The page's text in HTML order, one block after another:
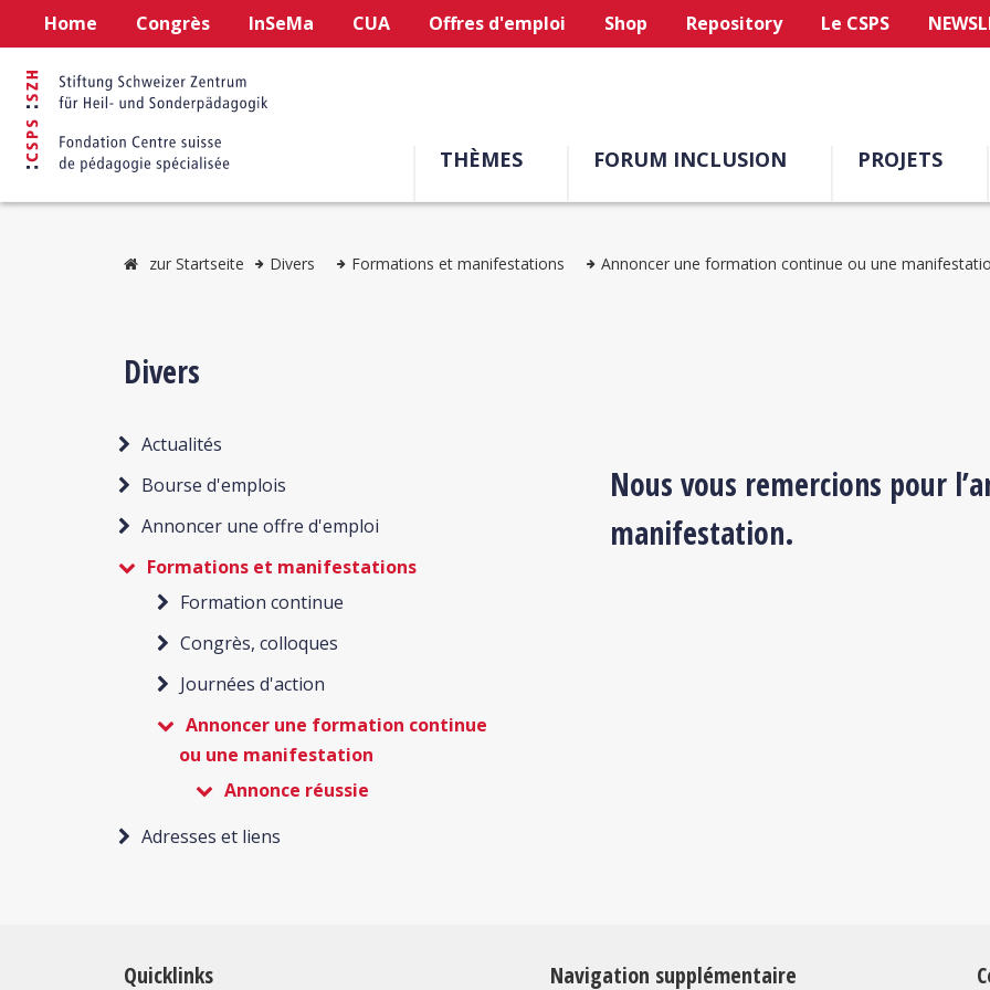
Home Congrès InSeMa CUA Offres d'emploi Shop Repository Le CSPS
THÈMES FORUM INCLUSION PROJETS
zur Startseite Divers Formations et manifestations Annoncer une formation continue ou une
Divers
Actualités
Bourse d'emplois
Annoncer une offre d'emploi
Formations et manifestations
Formation continue
Congrès, colloques
Journées d'action
Annoncer une formation continue
ou une manifestation
Annonce réussie
Adresses et liens
Nous vous remercions pour
manifestation.
Quicklinks Navigation supplémentaire